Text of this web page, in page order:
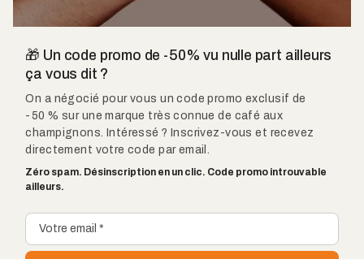
🎁 Un code promo de -50% vu nulle part ailleurs
ça vous dit ?
On a négocié pour vous un code promo exclusif de
-50 % sur une marque très connue de café aux
champignons. Intéressé ? Inscrivez-vous et recevez
directement votre code par email.
Zéro spam. Désinscription en un clic. Code promo introuvable
ailleurs.